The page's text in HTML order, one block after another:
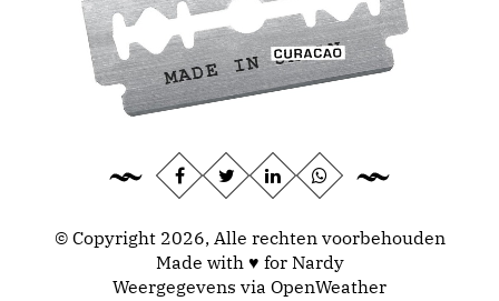
© Copyright 2026, Alle rechten voorbehouden
Made with ♥ for Nardy
Weergegevens via OpenWeather